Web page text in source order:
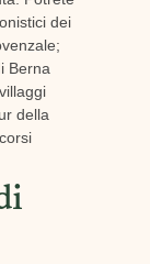
dei
Berna
della